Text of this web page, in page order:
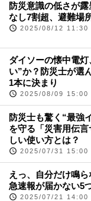
防災意識の低さが
なし7割超、避難場
2025/08/12 11:30
ダイソーの懐中電
い”か？防災士が選
1本に決まり
2025/08/09 15:00
防災士も驚く“最強
を守る「災害用伝
しい使い方とは？
2025/07/31 15:00
えっ、自分だけ鳴
急速報が届かない5
2025/07/21 14:00